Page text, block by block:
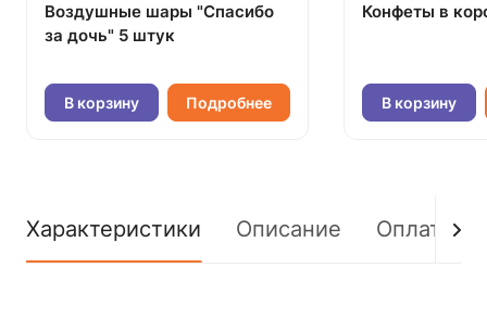
Воздушные шары "Спасибо
за дочь" 5 штук
В корзину Подробнее
Конфеты в
В корзину
Характеристики Описание Оплата